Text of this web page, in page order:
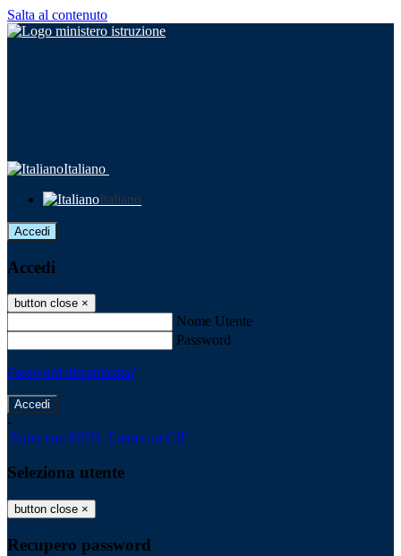
Salta al contenuto
Italiano
Italiano
Accedi
Accedi
button close ×
Nome Utente
Password
Password dimenticata?
-
Entra con SPID Entra con CIE
Seleziona utente
button close ×
Recupero password